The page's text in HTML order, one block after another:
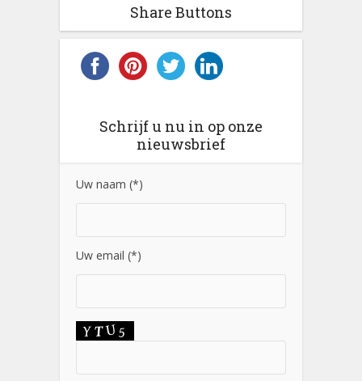
Share Buttons
Schrijf u nu in op onze
nieuwsbrief
Uw naam (*)
Uw email (*)